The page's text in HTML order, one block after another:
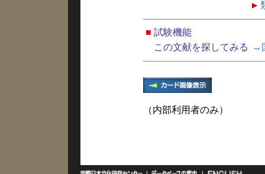
■ 試験機能
この文献を探してみる
→
（内部利用者のみ）